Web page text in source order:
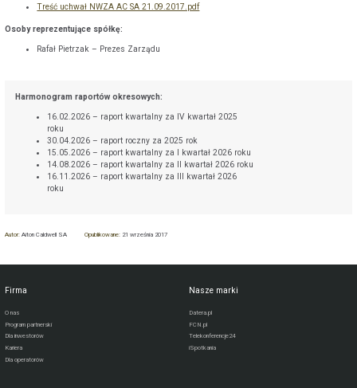
Treść uchwał NWZA AC SA 21.09.2017.pdf
Osoby reprezentujące spółkę:
Rafał Pietrzak – Prezes Zarządu
Harmonogram raportów okresowych:
16.02.2026 – raport kwartalny za IV kwartał 2025
roku
30.04.2026 – raport roczny za 2025 rok
15.05.2026 – raport kwartalny za I kwartał 2026 roku
14.08.2026 – raport kwartalny za II kwartał 2026 roku
16.11.2026 – raport kwartalny za III kwartał 2026
roku
Autor:Aiton Caldwell SA Opublikowane: 21 września 2017
Firma
O nas
Program partnerski
Dla inwestorów
Kariera
Dla operatorów
Nasze marki
Datera.pl
FCN.pl
Telekonferencje24
iSpotkania